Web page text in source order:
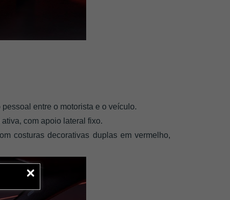
entre o motorista e o veículo.
com apoio lateral fixo.
costuras decorativas duplas em vermelho,